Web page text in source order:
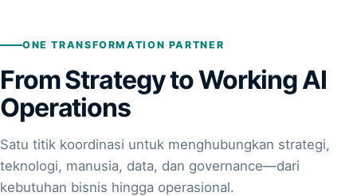
ONE TRANSFORMATION PARTNER
From Strategy to Working AI
Operations
Satu titik koordinasi untuk menghubungkan strategi,
teknologi, manusia, data, dan governance—dari
kebutuhan bisnis hingga operasional.